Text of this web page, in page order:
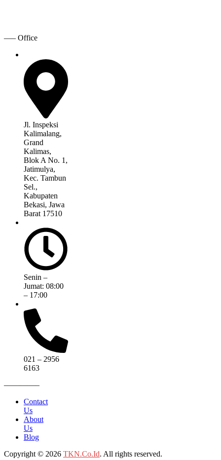
—– Office
Jl. Inspeksi
Kalimalang,
Grand
Kalimas,
Blok A No. 1,
Jatimulya,
Kec. Tambun
Sel.,
Kabupaten
Bekasi, Jawa
Barat 17510
Senin –
Jumat: 08:00
– 17:00
021 – 2956
6163
————–
Contact
Us
About
Us
Blog
Copyright © 2026 TKN.Co.Id. All rights reserved.